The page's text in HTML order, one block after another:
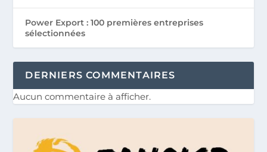
Power Export : 100 premières entreprises
sélectionnées
DERNIERS COMMENTAIRES
Aucun commentaire à afficher.